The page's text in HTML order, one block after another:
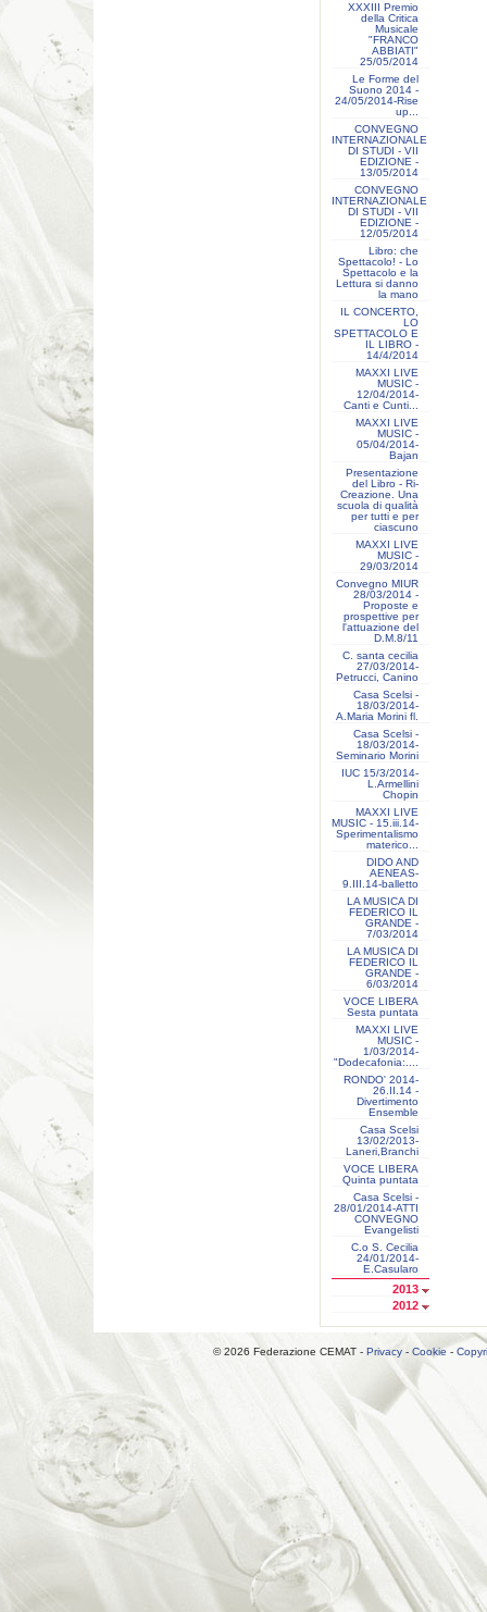
XXXIII Premio
della Critica
Musicale
"FRANCO
ABBIATI"
25/05/2014
Le Forme del
Suono 2014 -
24/05/2014-Rise
up...
CONVEGNO
INTERNAZIONALE
DI STUDI - VII
EDIZIONE -
13/05/2014
CONVEGNO
INTERNAZIONALE
DI STUDI - VII
EDIZIONE -
12/05/2014
Libro: che
Spettacolo! - Lo
Spettacolo e la
Lettura si danno
la mano
IL CONCERTO,
LO
SPETTACOLO E
IL LIBRO -
14/4/2014
MAXXI LIVE
MUSIC -
12/04/2014-
Canti e Cunti...
MAXXI LIVE
MUSIC -
05/04/2014-
Bajan
Presentazione
del Libro - Ri-
Creazione. Una
scuola di qualità
per tutti e per
ciascuno
MAXXI LIVE
MUSIC -
29/03/2014
Convegno MIUR
28/03/2014 -
Proposte e
prospettive per
l'attuazione del
D.M.8/11
C. santa cecilia
27/03/2014-
Petrucci, Canino
Casa Scelsi -
18/03/2014-
A.Maria Morini fl.
Casa Scelsi -
18/03/2014-
Seminario Morini
IUC 15/3/2014-
L.Armellini
Chopin
MAXXI LIVE
MUSIC - 15.iii.14-
Sperimentalismo
materico...
DIDO AND
AENEAS-
9.III.14-balletto
LA MUSICA DI
FEDERICO IL
GRANDE -
7/03/2014
LA MUSICA DI
FEDERICO IL
GRANDE -
6/03/2014
VOCE LIBERA
Sesta puntata
MAXXI LIVE
MUSIC -
1/03/2014-
"Dodecafonia:....
RONDO' 2014-
26.II.14 -
Divertimento
Ensemble
Casa Scelsi
13/02/2013-
Laneri,Branchi
VOCE LIBERA
Quinta puntata
Casa Scelsi -
28/01/2014-ATTI
CONVEGNO
Evangelisti
C.o S. Cecilia
24/01/2014-
E.Casularo
2013
2012
© 2026 Federazione CEMAT - Privacy- Cookie -